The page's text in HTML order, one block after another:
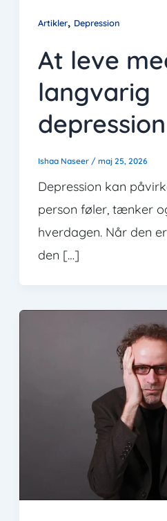
Artikler, Depression
At leve
langvarig
depression
Ishaa Naseer / maj 25, 2026
Depression kan
person føler, tænker
hverdagen. Når den
den […]